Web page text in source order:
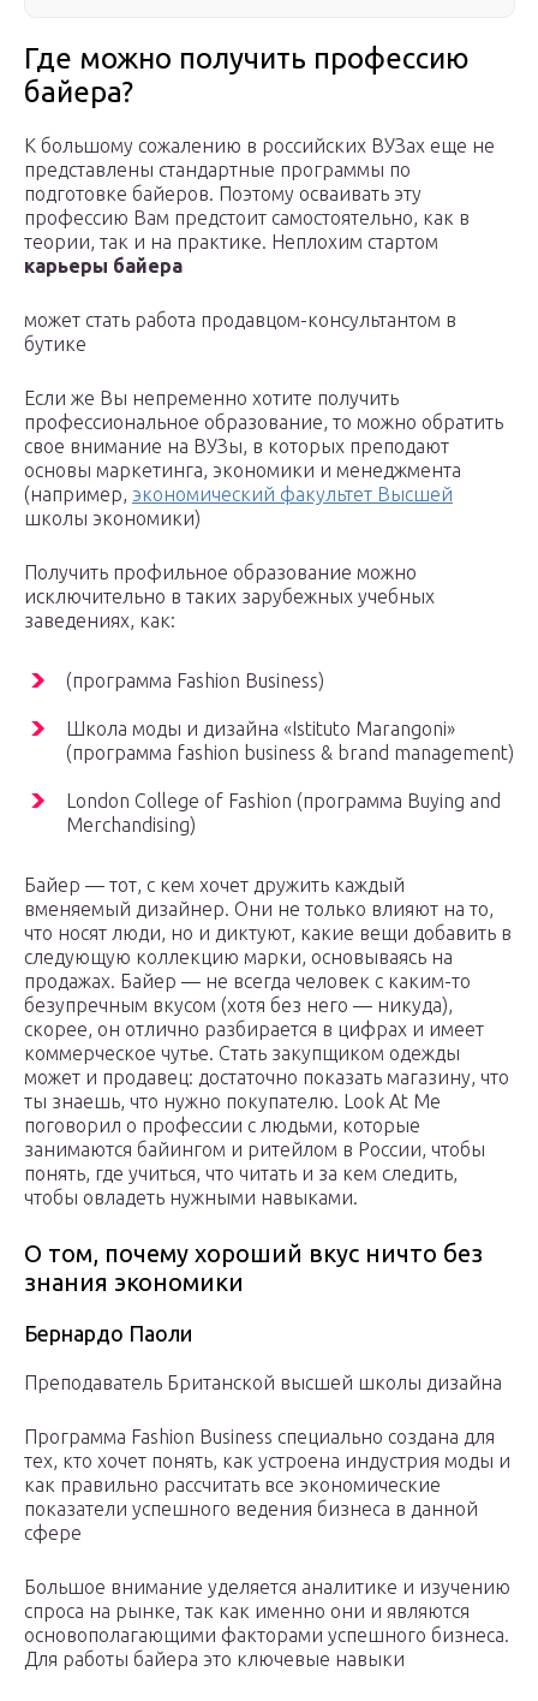
Где можно получить профессию
байера?
К большому сожалению в российских ВУЗах еще не
представлены стандартные программы по
подготовке байеров. Поэтому осваивать эту
профессию Вам предстоит самостоятельно, как в
теории, так и на практике. Неплохим стартом
карьеры байера
может стать работа продавцом-консультантом в
бутике
Если же Вы непременно хотите получить
профессиональное образование, то можно обратить
свое внимание на ВУЗы, в которых преподают
основы маркетинга, экономики и менеджмента
(например, экономический факультет Высшей
школы экономики)
Получить профильное образование можно
исключительно в таких зарубежных учебных
заведениях, как:
(программа Fashion Business)
Школа моды и дизайна «Istituto Marangoni»
(программа fashion business & brand management)
London College of Fashion (программа Buying and
Merchandising)
Байер — тот, с кем хочет дружить каждый
вменяемый дизайнер. Они не только влияют на то,
что носят люди, но и диктуют, какие вещи добавить в
следующую коллекцию марки, основываясь на
продажах. Байер — не всегда человек с каким-то
безупречным вкусом (хотя без него — никуда),
скорее, он отлично разбирается в цифрах и имеет
коммерческое чутье. Стать закупщиком одежды
может и продавец: достаточно показать магазину, что
ты знаешь, что нужно покупателю. Look At Me
поговорил о профессии с людьми, которые
занимаются байингом и ритейлом в России, чтобы
понять, где учиться, что читать и за кем следить,
чтобы овладеть нужными навыками.
О том, почему хороший вкус ничто без
знания экономики
Бернардо Паоли
Преподаватель Британской высшей школы дизайна
Программа Fashion Business специально создана для
тех, кто хочет понять, как устроена индустрия моды и
как правильно рассчитать все экономические
показатели успешного ведения бизнеса в данной
сфере
Большое внимание уделяется аналитике и изучению
спроса на рынке, так как именно они и являются
основополагающими факторами успешного бизнеса.
Для работы байера это ключевые навыки